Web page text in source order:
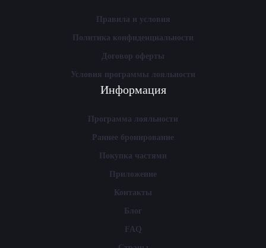
Правила и условия
Политика конфиденциальности
Договор оферты
Условия программы лояльности
Информация
Программа лояльности
Раннее бронирование
Покупка частями
Приложение
Контакты
Блог
FAQ